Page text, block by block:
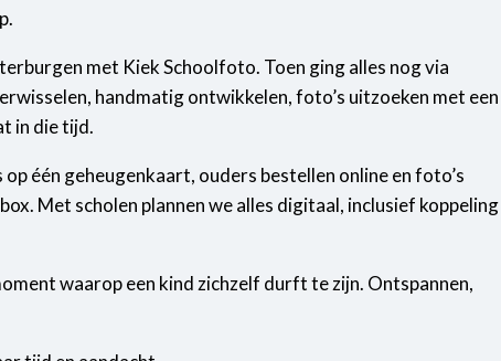
met Kiek Schoolfoto. Toen ging alles nog via
handmatig ontwikkelen, foto’s uitzoeken met een
in die tijd.
één geheugenkaart, ouders bestellen online en foto’s
Met scholen plannen we alles digitaal, inclusief koppeling
waarop een kind zichzelf durft te zijn. Ontspannen,